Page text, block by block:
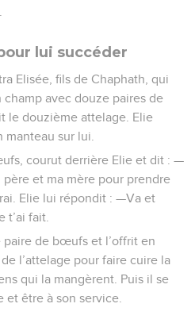
lui succéder
Elisée, fils de Chaphath, qui
avec douze paires de
le douzième attelage. Elie
manteau sur lui.
courut derrière Elie et dit : —
et ma mère pour prendre
Elie lui répondit : —Va et
t’ai fait.
paire de bœufs et l’offrit en
l’attelage pour faire cuire la
qui la mangèrent. Puis il se
et être à son service.